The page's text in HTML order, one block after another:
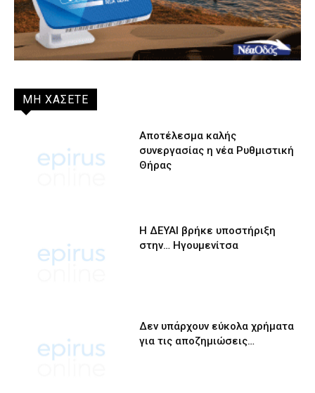
ΜΗ ΧΑΣΕΤΕ
Αποτέλεσμα καλής
συνεργασίας η νέα Ρυθμιστική
Θήρας
Η ΔΕΥΑΙ βρήκε υποστήριξη
στην… Ηγουμενίτσα
Δεν υπάρχουν εύκολα χρήματα
για τις αποζημιώσεις…